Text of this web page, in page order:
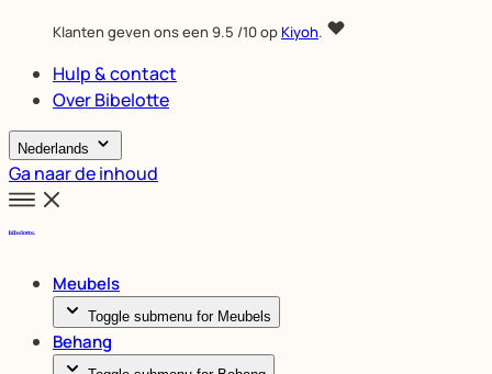
Klanten geven ons een 9.5 /10 opKiyoh.
Hulp & contact
Over Bibelotte
Nederlands
Ga naar de inhoud
Meubels
Toggle submenu for Meubels
Behang